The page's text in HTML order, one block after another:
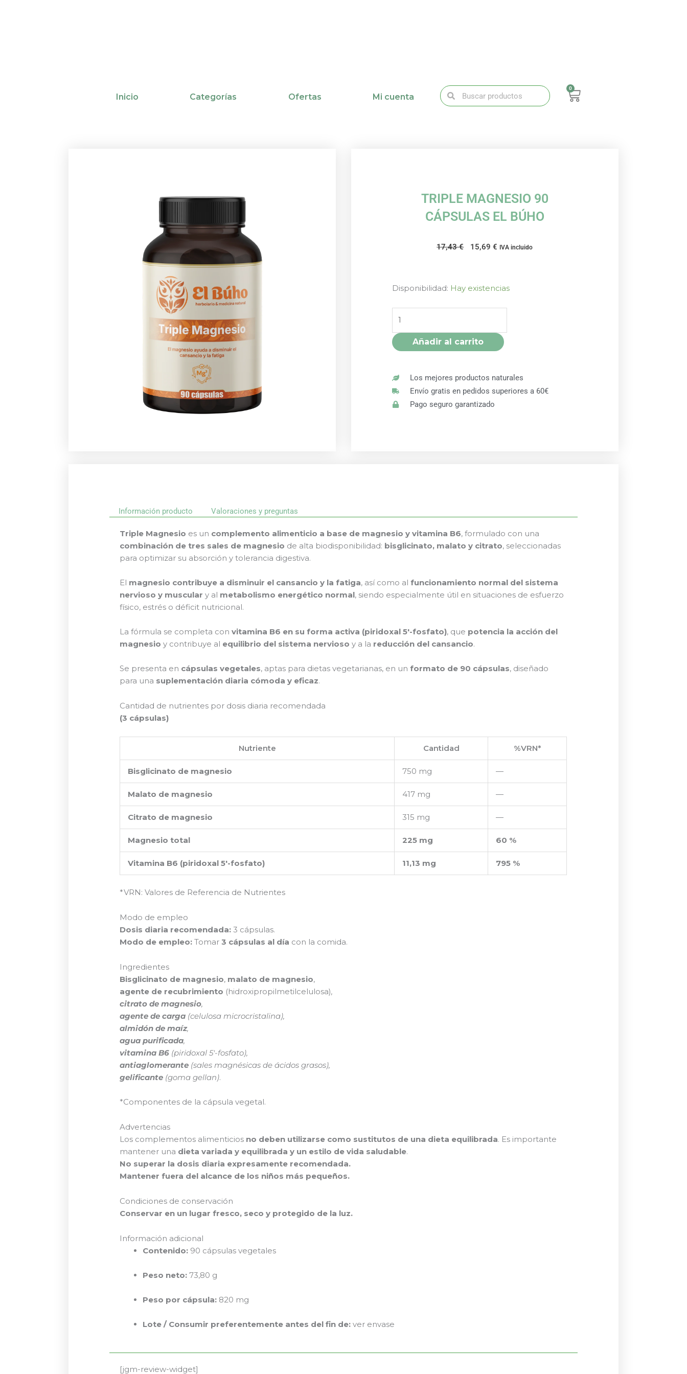
Inicio Categorías Ofertas Mi cuenta
BuscarBuscar 0
Carrito
TRIPLE MAGNESIO 90
CÁPSULAS EL BÚHO
17,43€
El
15,69€ El
IVA incluido
Disponibilidad: Hay existencias
TRIPLE
CÁPSULAS
EL
BÚHO
Añadir al carrito
Los mejores productos naturales
Envío gratis en pedidos superiores a 60€
Pago seguro garantizado
Información producto Valoraciones y preguntas
Triple Magnesio es un complemento alimenticio a base de magnesio y vitamina B6, formulado con una
combinación de tres sales de magnesio de alta biodisponibilidad: bisglicinato, malato y citrato, seleccionadas
para optimizar su absorción y tolerancia digestiva.
El magnesio contribuye a disminuir el cansancio y la fatiga, así como alfuncionamiento normal del sistema
nervioso y muscular y al metabolismo energético normal, siendo especialmente útil en situaciones de esfuerzo
físico, estrés o déficit nutricional.
La fórmula se completa convitamina B6 en su forma activa (piridoxal 5′-fosfato), que potencia la acción del
magnesio y contribuye al equilibrio del sistema nervioso y a la reducción del cansancio.
Se presenta en cápsulas vegetales, aptas para dietas vegetarianas, en unformato de 90 cápsulas, diseñado
para una suplementación diaria cómoda y eficaz.
Cantidad de nutrientes por dosis diaria recomendada
(3 cápsulas)
Nutriente Cantidad %VRN*
Bisglicinato de magnesio 750 mg —
Malato de magnesio 417 mg —
Citrato de magnesio 315 mg —
Magnesio total 225 mg 60 %
Vitamina B6 (piridoxal 5′-fosfato) 11,13 mg 795 %
*VRN: Valores de Referencia de Nutrientes
Modo de empleo
Dosis diaria recomendada: 3 cápsulas.
Modo de empleo: Tomar3 cápsulas al día con la comida.
Ingredientes
Bisglicinato de magnesio, malato de magnesio,
agente de recubrimiento (hidroxipropilmetilcelulosa),
citrato de magnesio,
agente de carga (celulosa microcristalina),
almidón de maíz,
agua purificada,
vitamina B6 (piridoxal 5′-fosfato),
antiaglomerante (sales magnésicas de ácidos grasos),
gelificante (goma gellan).
*Componentes de la cápsula vegetal.
Advertencias
Los complementos alimenticios no deben utilizarse como sustitutos de una dieta equilibrada. Es importante
mantener una dieta variada y equilibrada y un estilo de vida saludable.
No superar la dosis diaria expresamente recomendada.
Mantener fuera del alcance de los niños más pequeños.
Condiciones de conservación
Conservar en un lugar fresco, seco y protegido de la luz.
Información adicional
Contenido: 90 cápsulas vegetales
Peso neto: 73,80 g
Peso por cápsula: 820 mg
Lote / Consumir preferentemente antes del fin de: ver envase
[jgm-review-widget]